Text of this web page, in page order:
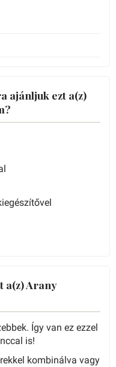
ajánljuk ezt a(z)
a(z) Arany
Így van ez ezzel
is!
kombinálva vagy